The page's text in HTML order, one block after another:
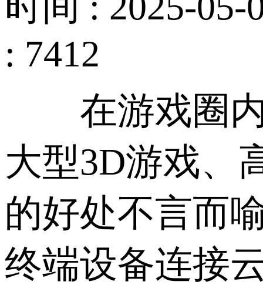
: 7412
在游戏圈内
大型3D游戏、
的好处不言而
终端设备连接